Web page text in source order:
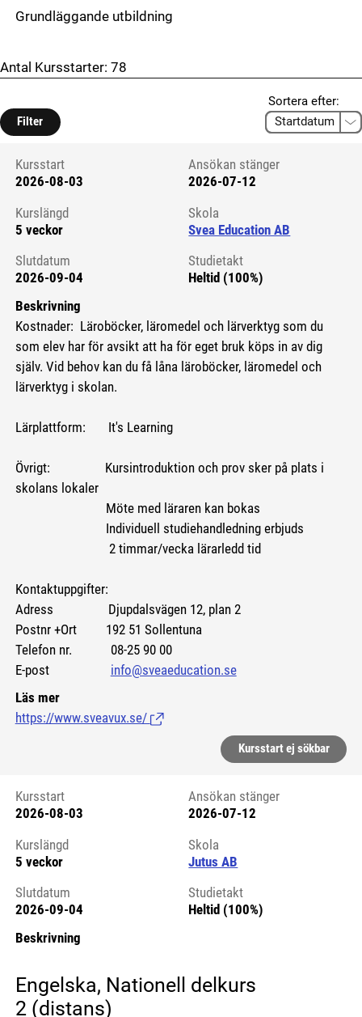
Grundläggande utbildning
Antal Kursstarter: 78
Filter
Sortera efter:
Kursstart 6227534
Kursstart
2026-08-03
Ansökan stänger
2026-07-12
Kurslängd
5 veckor
Skola
Svea Education AB
Slutdatum
2026-09-04
Studietakt
Heltid (100%)
Beskrivning
Kostnader: Läroböcker, läromedel och lärverktyg som du
som elev har för avsikt att ha för eget bruk köps in av dig
själv. Vid behov kan du få låna läroböcker, läromedel och
lärverktyg i skolan.
Lärplattform: It's Learning
Övrigt: Kursintroduktion och prov sker på plats i
skolans lokaler
Möte med läraren kan bokas
Individuell studiehandledning erbjuds
2 timmar/vecka lärarledd tid
Kontaktuppgifter:
Adress Djupdalsvägen 12, plan 2
Postnr +Ort 192 51 Sollentuna
Telefon nr. 08-25 90 00
E-post info@sveaeducation.se
Läs mer
https://www.sveavux.se/ (Länk till extern sida.)
Kursstart ej sökbar
Kursstart 6130608
Kursstart
2026-08-03
Ansökan stänger
2026-07-12
Kurslängd
5 veckor
Skola
Jutus AB
Slutdatum
2026-09-04
Studietakt
Heltid (100%)
Beskrivning
Engelska, Nationell delkurs
2 (distans)